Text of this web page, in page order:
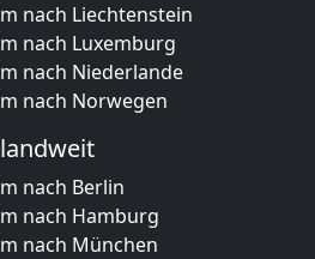
nach Liechtenstein
nach Luxemburg
nach Niederlande
nach Norwegen
nach Berlin
nach Hamburg
nach München